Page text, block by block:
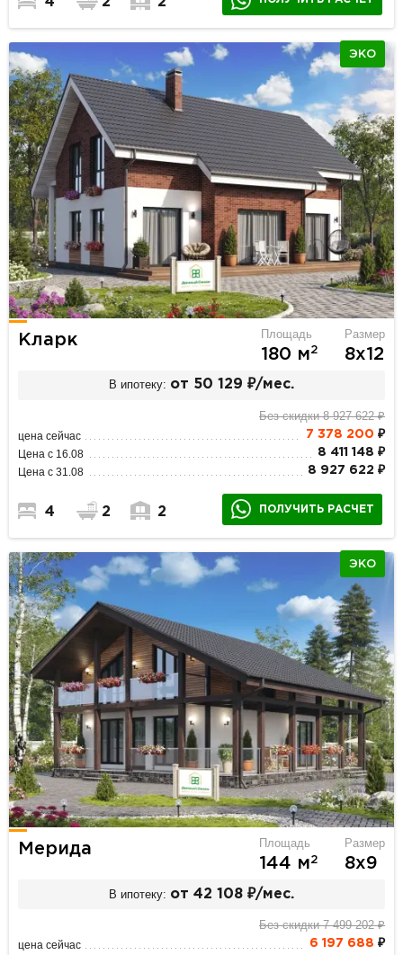
ЭКО
Кларк Площадь
180 м2
Размер
8х12
В ипотеку: от 50 129 ₽/мес.
Без скидки 8 927 622 ₽
цена сейчас 7 378 200 ₽
Цена с 16.08 8 411 148 ₽
Цена с 31.08 8 927 622 ₽
4 2 2 ПОЛУЧИТЬ РАСЧЕТ
ЭКО
Мерида Площадь
144 м2
Размер
8х9
В ипотеку: от 42 108 ₽/мес.
Без скидки 7 499 202 ₽
цена сейчас 6 197 688 ₽